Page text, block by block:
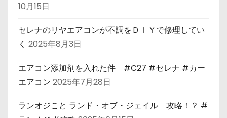
10月15日
セレナのリヤエアコンが不調をＤＩＹで修理してい
く 2025年8月3日
エアコン添加剤を入れた件 #C27 #セレナ #カー
エアコン 2025年7月28日
ランオジこと ランド・オブ・ジェイル 攻略！？ #